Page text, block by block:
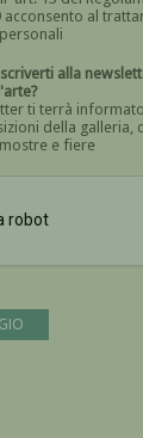
al trattamento dei
alla newsletter di
ti terrà
della galleria,
e fiere